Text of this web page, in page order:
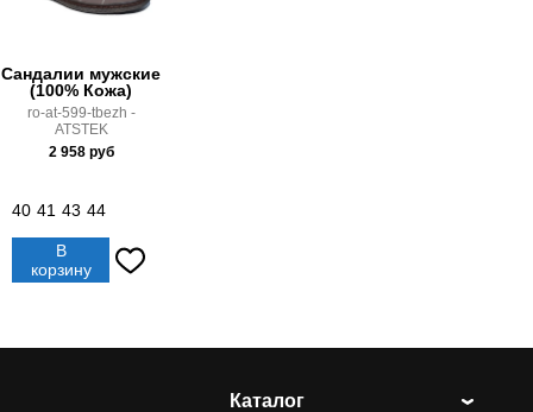
Сандалии мужские
(100% Кожа)
ro-at-599-tbezh -
ATSTEK
2 958руб
40 41 43 44
В
корзину
Каталог